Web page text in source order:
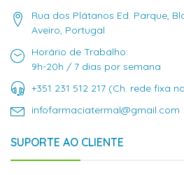
Rua dos Plátanos Ed. Parque,
Aveiro, Portugal
Horário de Trabalho:
9h-20h / 7 dias por semana
+351 231 512 217 (Ch. rede fixa
infofarmaciatermal@gmail.com
SUPORTE AO CLIENTE